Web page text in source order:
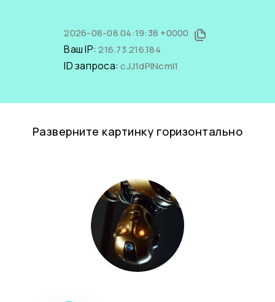
2026-08-08 04:19:38 +0000
Ваш IP:216.73.216.184
ID запроса:cJJ1dPINcmI1
Разверните картинку горизонтально